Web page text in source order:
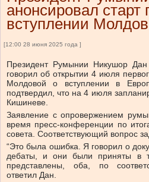
анонсировал старт
вступлении
[12:00 28 июня 2025 года ]
Президент Румынии Никушор Дан
говорил об открытии 4 июля
Молдовой о вступлении в
подтвердил, что на 4 июля
Кишиневе.
Заявление с опровержением
время пресс-конференции по
совета. Соответствующий вопрос
“Это была ошибка. Я говорил о
дебаты, и они были приняты в
представлены, оба, по
ответил Дан.